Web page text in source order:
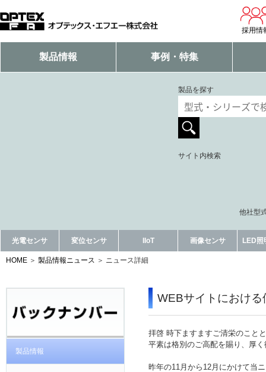
採用情
製品情報 事例・特集
製品を探す
サイト内検索
他社型
光電センサ 変位センサ IIoT 画像センサ LED照
HOME 製品情報ニュース ニュース詳細
製品情報
WEBサイトにおけ
拝啓 時下ますますご清栄のこと
平素は格別のご高配を賜り、厚
昨年の11月から12月にかけて当